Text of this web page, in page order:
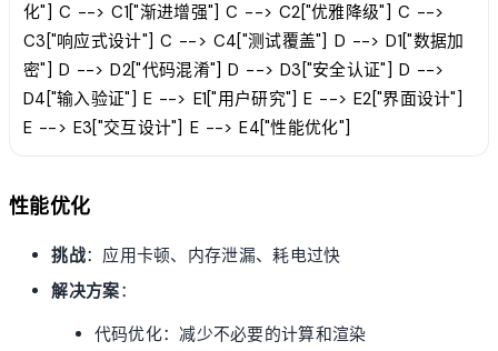
化"] C --> C1["渐进增强"] C --> C2["优雅降级"] C -->
C3["响应式设计"] C --> C4["测试覆盖"] D --> D1["数据加
密"] D --> D2["代码混淆"] D --> D3["安全认证"] D -->
D4["输入验证"] E --> E1["用户研究"] E --> E2["界面设计"]
E --> E3["交互设计"] E --> E4["性能优化"]
性能优化
挑战：应用卡顿、内存泄漏、耗电过快
解决方案：
代码优化：减少不必要的计算和渲染